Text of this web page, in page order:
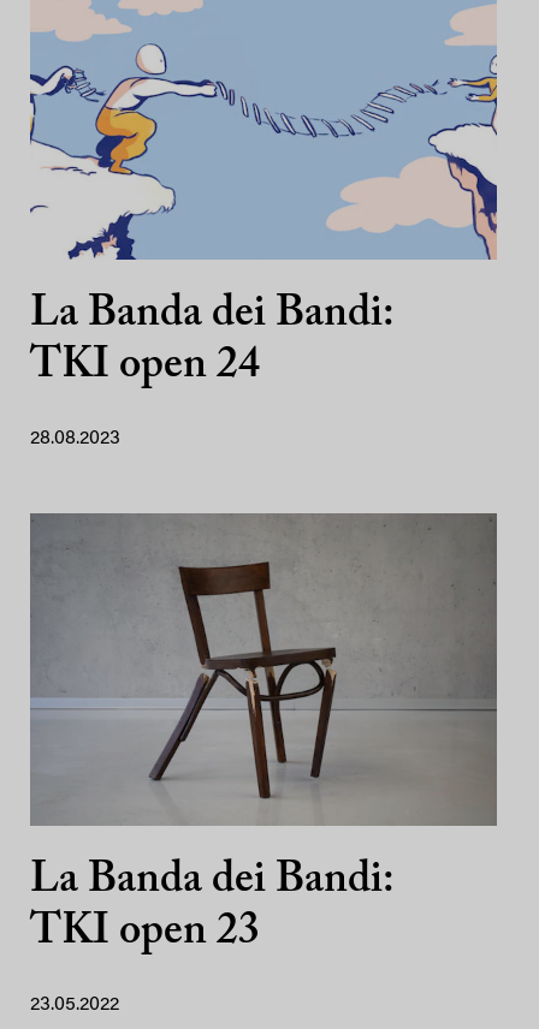
La Banda dei Bandi:
TKI open 24
28.08.2023
La Banda dei Bandi:
TKI open 23
23.05.2022